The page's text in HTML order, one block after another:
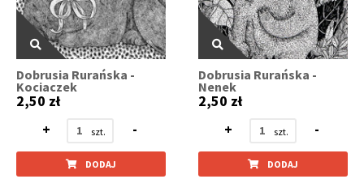
Dobrusia Rurańska -
Kociaczek
2,50 zł
+
-
DODAJ
Dobrusia Rurańska -
Nenek
2,50 zł
+
-
DODAJ